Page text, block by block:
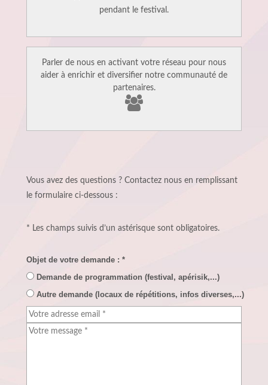
pendant le festival.
Parler de nous en activant votre réseau pour nous
aider à enrichir et diversifier notre communauté de
partenaires.
Vous avez des questions ? Contactez nous en remplissant
le formulaire ci-dessous :
* Les champs suivis d’un astérisque sont obligatoires.
Objet de votre demande : *
Demande de programmation (festival, apérisik,...)
Autre demande (locaux de répétitions, infos diverses,...)